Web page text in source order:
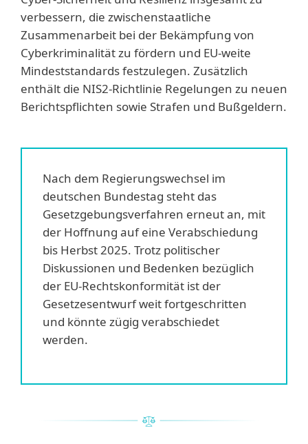
verbessern, die zwischenstaatliche
Zusammenarbeit bei der Bekämpfung von
Cyberkriminalität zu fördern und EU-weite
Mindeststandards festzulegen. Zusätzlich
enthält die NIS2-Richtlinie Regelungen zu neuen
Berichtspflichten sowie Strafen und Bußgeldern.
Nach dem Regierungswechsel im
deutschen Bundestag steht das
Gesetzgebungsverfahren erneut an, mit
der Hoffnung auf eine Verabschiedung
bis Herbst 2025. Trotz politischer
Diskussionen und Bedenken bezüglich
der EU-Rechtskonformität ist der
Gesetzesentwurf weit fortgeschritten
und könnte zügig verabschiedet
werden.